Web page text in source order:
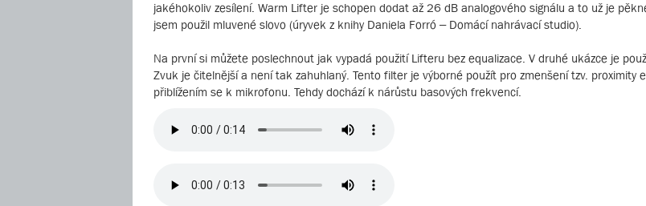
jakéhokoliv zesílení. Warm Lifter je schopen dodat až 26 dB analogového signálu a to už je
jsem použil mluvené slovo (úryvek z knihy Daniela Forró – Domácí nahrávací studio).
Na první si můžete poslechnout jak vypadá použití Lifteru bez equalizace. V druhé ukázce je
Zvuk je čitelnější a není tak zahuhlaný. Tento filter je výborné použít pro zmenšení tzv. proximity
přiblížením se k mikrofonu. Tehdy dochází k nárůstu basových frekvencí.